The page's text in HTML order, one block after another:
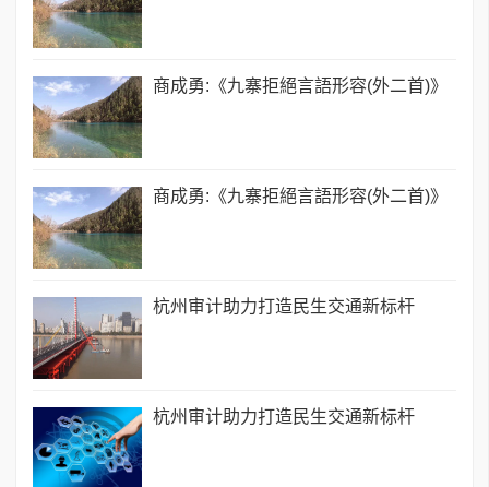
商成勇:《九寨拒絕言語形容(外二首)》
商成勇:《九寨拒絕言語形容(外二首)》
杭州审计助力打造民生交通新标杆
杭州审计助力打造民生交通新标杆